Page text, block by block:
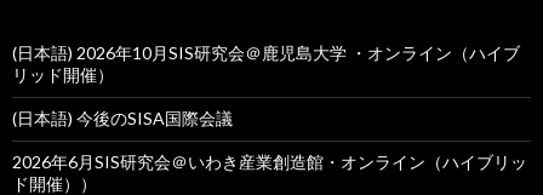
(日本語) 2026年10月SIS研究会＠鹿児島大学 ・オンライン（ハイブ
リッド開催）
(日本語) 今後のSISA国際会議
2026年6月SIS研究会＠いわき産業創造館・オンライン（ハイブリッ
ド開催））